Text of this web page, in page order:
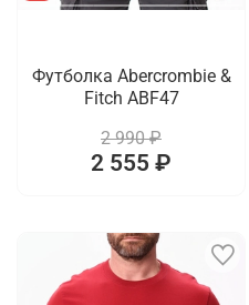
Футболка Abercrombie &
Fitch ABF47
2 990 ₽
2 555 ₽